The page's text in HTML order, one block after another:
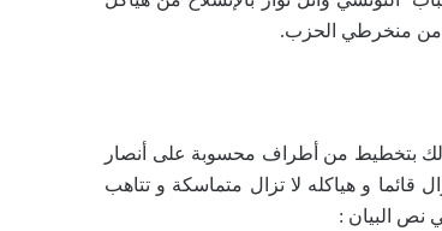
بتخطيط من أطراف محسوبة على أنصار
و هياكله لا تزال متماسكة و تتاهب
نص البيان :